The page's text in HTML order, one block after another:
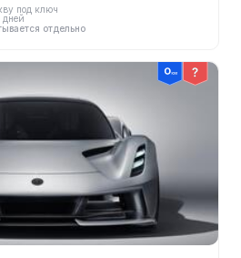
под ключ
отдельно